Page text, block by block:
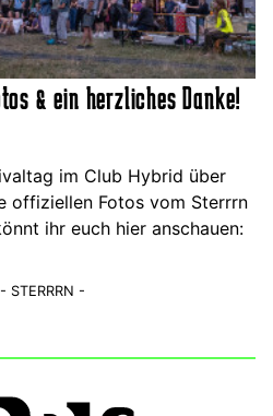
& ein herzliches Danke!
im Club Hybrid über
offiziellen Fotos vom Sterrrn
ihr euch hier anschauen:
STERRRN -